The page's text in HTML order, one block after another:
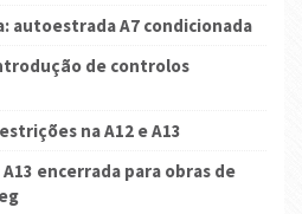
autoestrada A7 condicionada
de controlos
na A12 e A13
A13 encerrada para obras de